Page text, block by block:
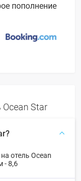
пополнение
Star
отель Ocean
- 8,6